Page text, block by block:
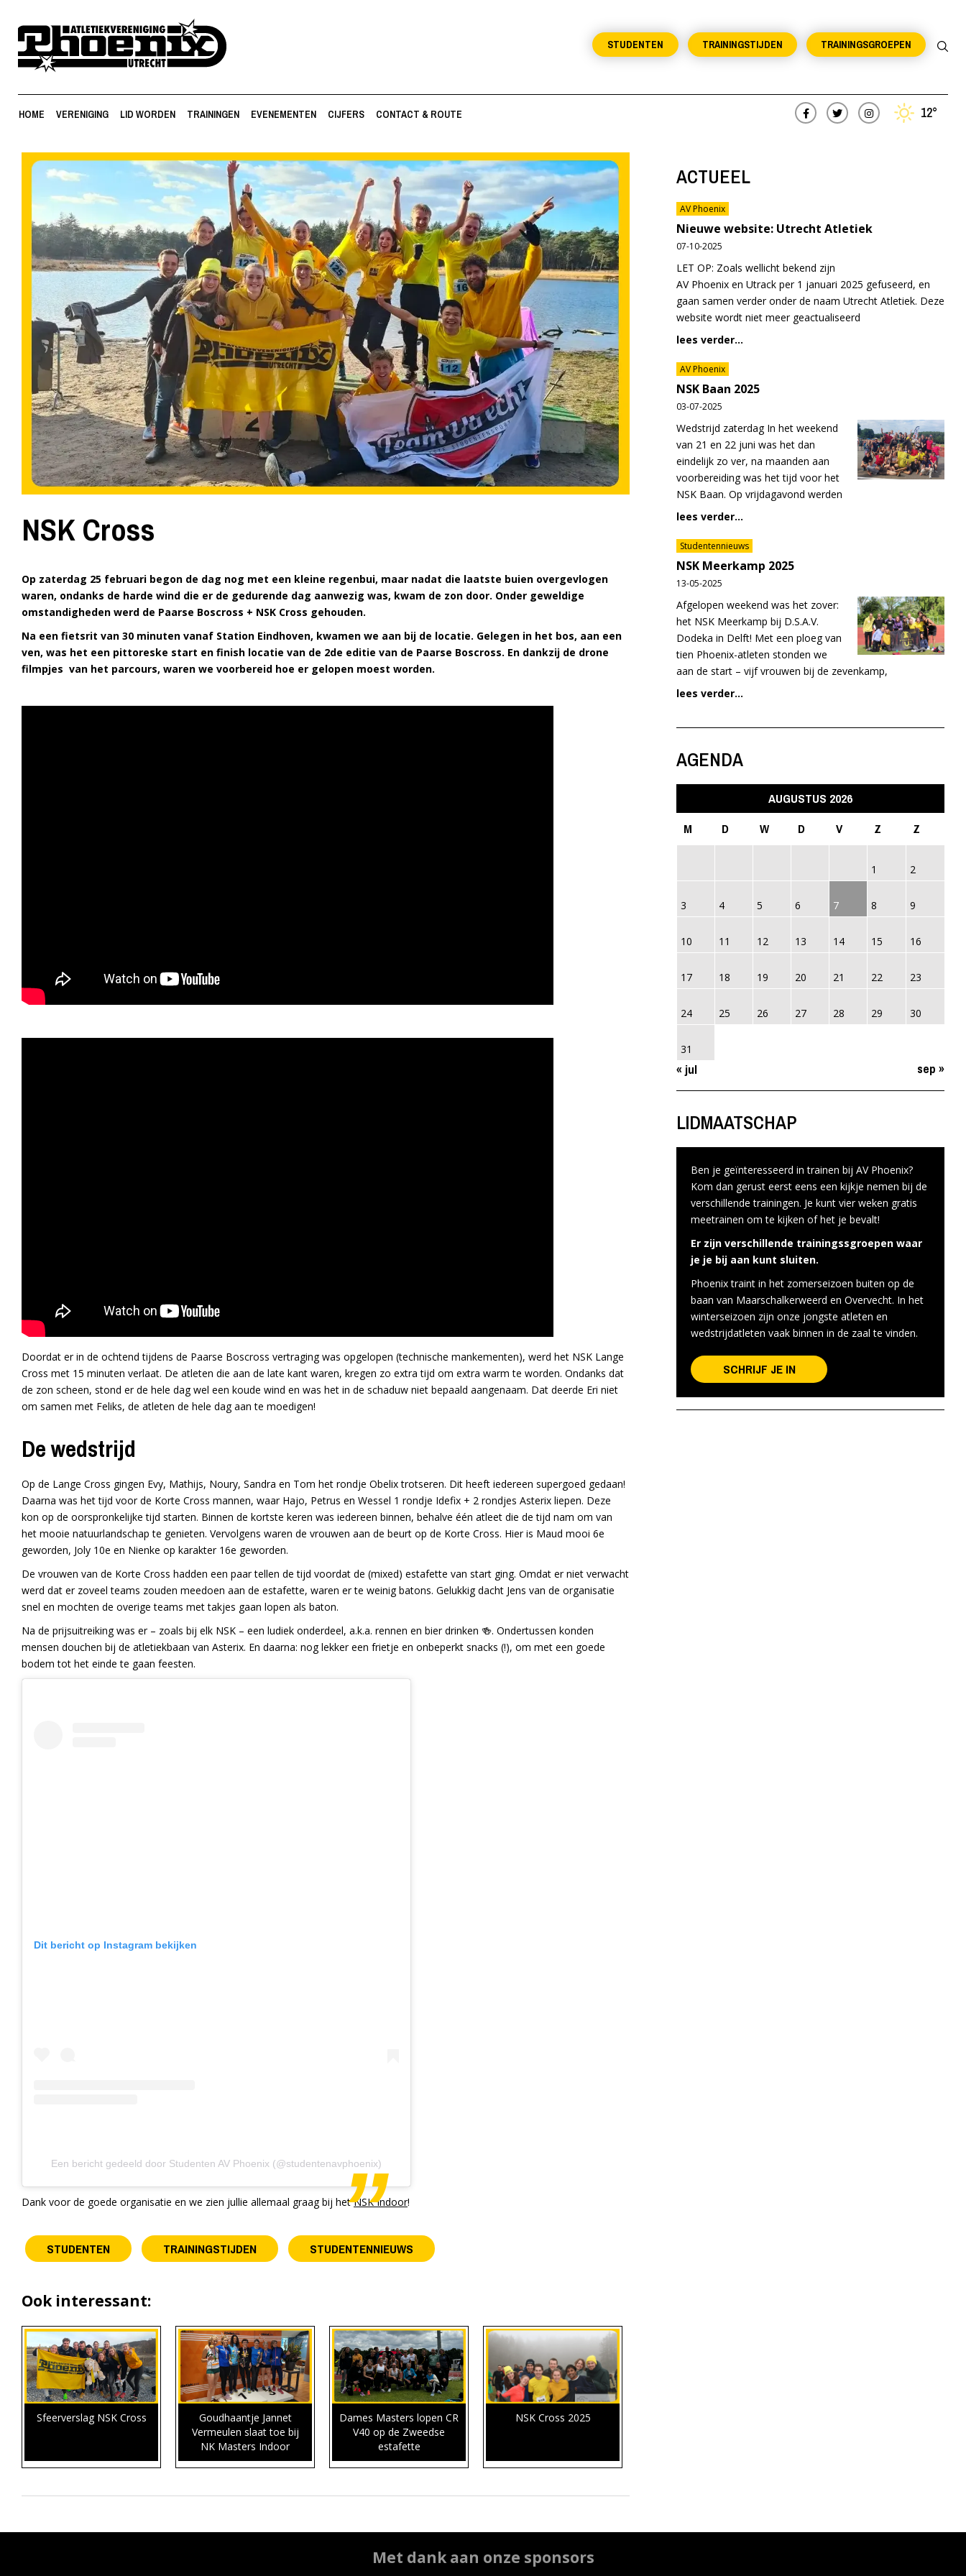
TRAININGSGROEPEN
TRAININGSTIJDEN
STUDENTEN
HOME VERENIGING LID WORDEN TRAININGEN EVENEMENTEN CIJFERS CONTACT & ROUTE 12°
NSK Cross
Op zaterdag 25 februari begon de dag nog met een kleine regenbui, maar nadat die laatste buien overgevlogen
waren, ondanks de harde wind die er de gedurende dag aanwezig was, kwam de zon door. Onder geweldige
omstandigheden werd de Paarse Boscross + NSK Cross gehouden.
Na een fietsrit van 30 minuten vanaf Station Eindhoven, kwamen we aan bij de locatie. Gelegen in het bos, aan een
ven, was het een pittoreske start en finish locatie van de 2de editie van de Paarse Boscross. En dankzij de drone
filmpjes van het parcours, waren we voorbereid hoe er gelopen moest worden.
Doordat er in de ochtend tijdens de Paarse Boscross vertraging was opgelopen (technische mankementen), werd het NSK Lange
Cross met 15 minuten verlaat. De atleten die aan de late kant waren, kregen zo extra tijd om extra warm te worden. Ondanks dat
de zon scheen, stond er de hele dag wel een koude wind en was het in de schaduw niet bepaald aangenaam. Dat deerde Eri niet
om samen met Feliks, de atleten de hele dag aan te moedigen!
De wedstrijd
Op de Lange Cross gingen Evy, Mathijs, Noury, Sandra en Tom het rondje Obelix trotseren. Dit heeft iedereen supergoed gedaan!
Daarna was het tijd voor de Korte Cross mannen, waar Hajo, Petrus en Wessel 1 rondje Idefix + 2 rondjes Asterix liepen. Deze
kon op de oorspronkelijke tijd starten. Binnen de kortste keren was iedereen binnen, behalve één atleet die de tijd nam om van
het mooie natuurlandschap te genieten. Vervolgens waren de vrouwen aan de beurt op de Korte Cross. Hier is Maud mooi 6e
geworden, Joly 10e en Nienke op karakter 16e geworden.
De vrouwen van de Korte Cross hadden een paar tellen de tijd voordat de (mixed) estafette van start ging. Omdat er niet verwacht
werd dat er zoveel teams zouden meedoen aan de estafette, waren er te weinig batons. Gelukkig dacht Jens van de organisatie
snel en mochten de overige teams met takjes gaan lopen als baton.
Na de prijsuitreiking was er – zoals bij elk NSK – een ludiek onderdeel, a.k.a. rennen en bier drinken 🍻. Ondertussen konden
mensen douchen bij de atletiekbaan van Asterix. En daarna: nog lekker een frietje en onbeperkt snacks (!), om met een goede
bodem tot het einde te gaan feesten.
Dit bericht op Instagram bekijken
Een bericht gedeeld door Studenten AV Phoenix (@studentenavphoenix)
Dank voor de goede organisatie en we zien jullie allemaal graag bij hetNSK Indoor!
STUDENTEN TRAININGSTIJDEN STUDENTENNIEUWS
Ook interessant:
Sfeerverslag NSK Cross
Goudhaantje Jannet
Vermeulen slaat toe bij
NK Masters Indoor
Dames Masters lopen CR
V40 op de Zweedse
estafette
NSK Cross 2025
ACTUEEL
AV Phoenix
Nieuwe website: Utrecht Atletiek
07-10-2025
LET OP: Zoals wellicht bekend zijn
AV Phoenix en Utrack per 1 januari 2025 gefuseerd, en
gaan samen verder onder de naam Utrecht Atletiek. Deze
website wordt niet meer geactualiseerd
lees verder...
AV Phoenix
NSK Baan 2025
03-07-2025
Wedstrijd zaterdag In het weekend
van 21 en 22 juni was het dan
eindelijk zo ver, na maanden aan
voorbereiding was het tijd voor het
NSK Baan. Op vrijdagavond werden
lees verder...
Studentennieuws
NSK Meerkamp 2025
13-05-2025
Afgelopen weekend was het zover:
het NSK Meerkamp bij D.S.A.V.
Dodeka in Delft! Met een ploeg van
tien Phoenix-atleten stonden we
aan de start – vijf vrouwen bij de zevenkamp,
lees verder...
AGENDA
AUGUSTUS 2026
M
D W D V Z Z
1 2
3 4 5 6 7 8 9
10 11 12 13 14 15 16
17 18 19 20 21 22 23
24 25 26 27 28 29 30
31
« jul sep »
LIDMAATSCHAP
Ben je geïnteresseerd in trainen bij AV Phoenix?
Kom dan gerust eerst eens een kijkje nemen bij de
verschillende trainingen. Je kunt vier weken gratis
meetrainen om te kijken of het je bevalt!
Er zijn verschillende trainingssgroepen waar
je je bij aan kunt sluiten.
Phoenix traint in het zomerseizoen buiten op de
baan van Maarschalkerweerd en Overvecht. In het
winterseizoen zijn onze jongste atleten en
wedstrijdatleten vaak binnen in de zaal te vinden.
SCHRIJF JE IN
Met dank aan onze sponsors